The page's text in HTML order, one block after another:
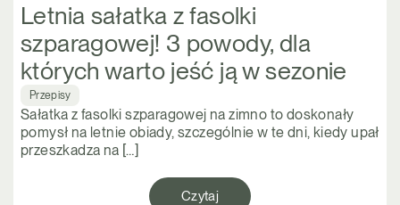
Letnia sałatka z fasolki
szparagowej! 3 powody, dla
których warto jeść ją w sezonie
Przepisy
Sałatka z fasolki szparagowej na zimno to doskonały
pomysł na letnie obiady, szczególnie w te dni, kiedy upał
przeszkadza na […]
Czytaj